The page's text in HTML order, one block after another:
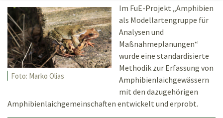
Foto: Marko Olias
Im FuE-Projekt „Amphibien
als Modellartengruppe für
Analysen und
Maßnahmeplanungen“
wurde eine standardisierte
Methodik zur Erfassung von
Amphibienlaichgewässern
mit den dazugehörigen
Amphibienlaichgemeinschaften entwickelt und erprobt.